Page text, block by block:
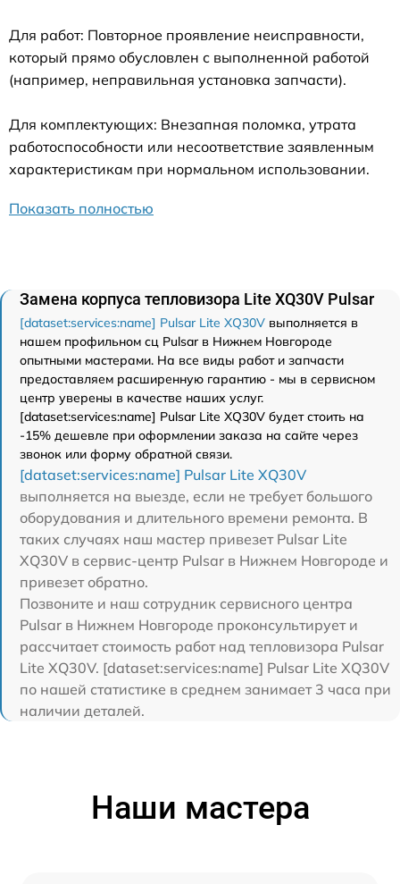
Для работ: Повторное проявление неисправности,
который прямо обусловлен с выполненной работой
(например, неправильная установка запчасти).
Для комплектующих: Внезапная поломка, утрата
работоспособности или несоответствие заявленным
характеристикам при нормальном использовании.
Показать полностью
Замена корпуса тепловизора Lite XQ30V Pulsar
[dataset:services:name] Pulsar Lite XQ30V выполняется в
нашем профильном сц Pulsar в Нижнем Новгороде
опытными мастерами. На все виды работ и запчасти
предоставляем расширенную гарантию - мы в сервисном
центр уверены в качестве наших услуг.
[dataset:services:name] Pulsar Lite XQ30V будет стоить на
-15% дешевле при оформлении заказа на сайте через
звонок или форму обратной связи.
[dataset:services:name] Pulsar Lite XQ30V
выполняется на выезде, если не требует большого
оборудования и длительного времени ремонта. В
таких случаях наш мастер привезет Pulsar Lite
XQ30V в сервис-центр Pulsar в Нижнем Новгороде и
привезет обратно.
Позвоните и наш сотрудник сервисного центра
Pulsar в Нижнем Новгороде проконсультирует и
рассчитает стоимость работ над тепловизора Pulsar
Lite XQ30V. [dataset:services:name] Pulsar Lite XQ30V
по нашей статистике в среднем занимает 3 часа при
наличии деталей.
Наши мастера